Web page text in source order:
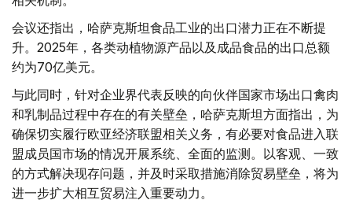
会议还指出，哈萨克斯坦食品工业的出口潜力正在不断提
升。2025年，各类动植物源产品以及成品食品的出口总额
约为70亿美元。
与此同时，针对企业界代表反映的向伙伴国家市场出口禽肉
和乳制品过程中存在的有关壁垒，哈萨克斯坦方面指出，为
确保切实履行欧亚经济联盟相关义务，有必要对食品进入联
盟成员国市场的情况开展系统、全面的监测。以客观、一致
的方式解决现存问题，并及时采取措施消除贸易壁垒，将为
进一步扩大相互贸易注入重要动力。